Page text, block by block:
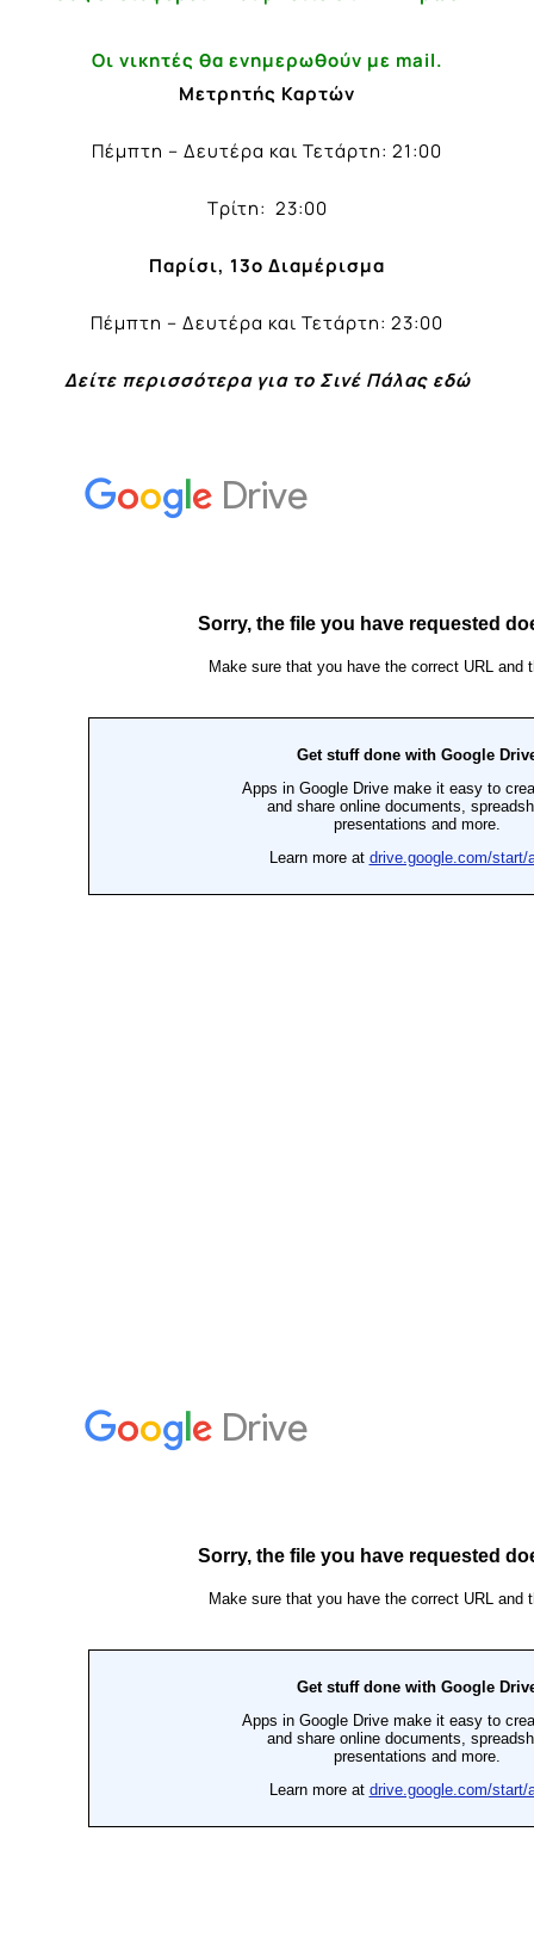
Οι νικητές θα ενημερωθούν με mail.
Μετρητής Καρτών
Πέμπτη – Δευτέρα και Τετάρτη: 21:00
Τρίτη: 23:00
Παρίσι, 13ο Διαμέρισμα
Πέμπτη – Δευτέρα και Τετάρτη: 23:00
Δείτε περισσότερα για το Σινέ Πάλας εδώ